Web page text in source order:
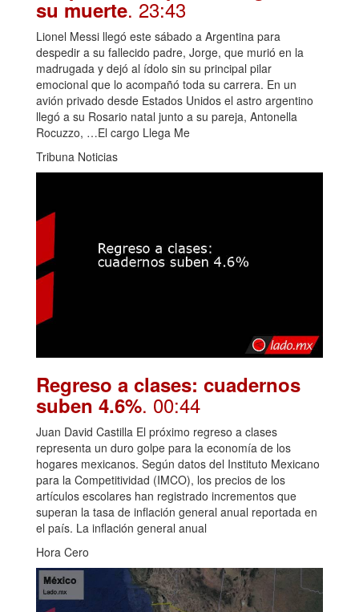
su muerte. 23:43
Lionel Messi llegó este sábado a Argentina para
despedir a su fallecido padre, Jorge, que murió en la
madrugada y dejó al ídolo sin su principal pilar
emocional que lo acompañó toda su carrera. En un
avión privado desde Estados Unidos el astro argentino
llegó a su Rosario natal junto a su pareja, Antonella
Rocuzzo, …El cargo Llega Me
Tribuna Noticias
Regreso a clases: cuadernos
suben 4.6%. 00:44
Juan David Castilla El próximo regreso a clases
representa un duro golpe para la economía de los
hogares mexicanos. Según datos del Instituto Mexicano
para la Competitividad (IMCO), los precios de los
artículos escolares han registrado incrementos que
superan la tasa de inflación general anual reportada en
el país. La inflación general anual
Hora Cero